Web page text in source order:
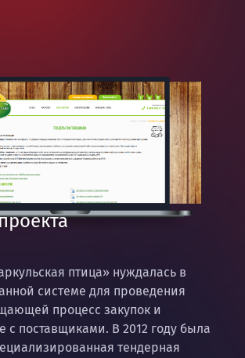
птица» нуждалась в
системе для проведения
процесс закупок и
с поставщиками. В 2012 году была
тендерная